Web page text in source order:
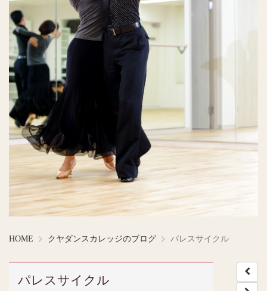
HOME クヤダンスカレッジのブログ パレスサイクル
パレスサイクル